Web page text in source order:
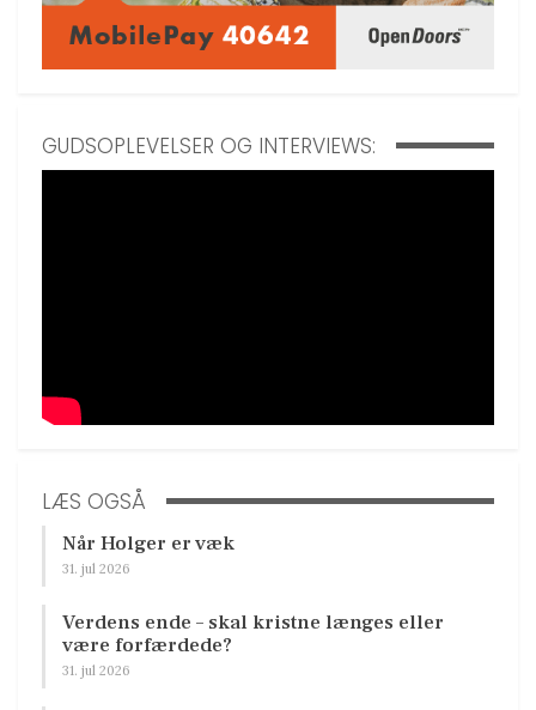
GUDSOPLEVELSER OG INTERVIEWS:
LÆS OGSÅ
Når Holger er væk
31. jul 2026
Verdens ende – skal kristne længes eller
være forfærdede?
31. jul 2026